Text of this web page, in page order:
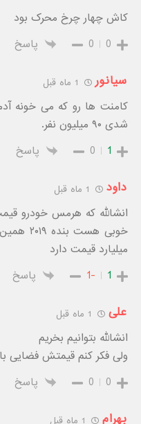
کاش چهار چرخ محرک بود
0
0 پاسخ
سیانور
کامنت ها رو که می خونه
شدی ۹۰ میلیون نفر.
1
0 پاسخ
داود
انشالله که هرمس خودرو
میلیارد قیمت دارد
1
-1 پاسخ
علی
انشالله بتوانیم بخریم
ولی فکر کنم قیمتش فضایی
0
0 پاسخ
بهرام